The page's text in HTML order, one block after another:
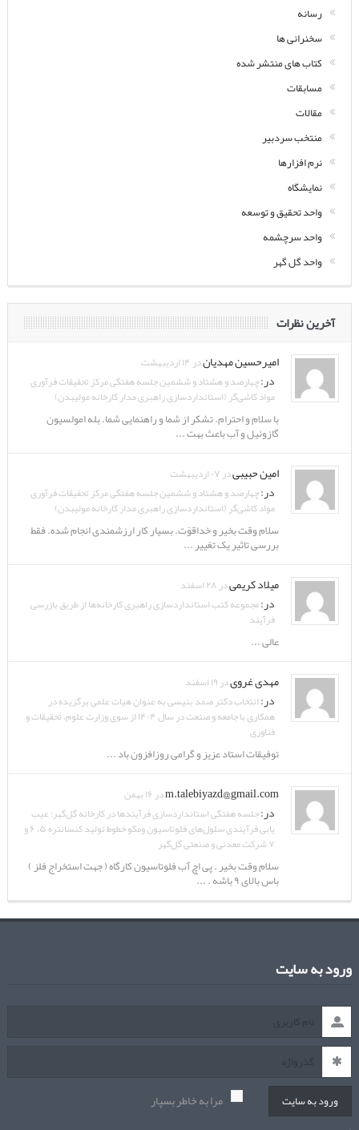
رسانه
سخنرانی ها
کتاب های منتشر شده
مسابقات
مقالات
منتخب سردبیر
نرم افزارها
نمایشگاه
واحد تحقیق و توسعه
واحد سرچشمه
واحد گل گهر
آخرین نظرات
امیرحسین مهدیاندر ۱۴ اردیبهشت
در:چهارصد و هشتاد و ششمین جلسه هفتگی مرکز تحقیقات فرآوری
مواد کاشی‌گر (استانداردسازی راهبری مدار کارخانه مولیبدن)
با سلام و احترام. تشکر از شما و راهنمایی شما. بله امولسیون
گازوئیل و آب باعث بهت ...
امین حبیبیدر ۰۷ اردیبهشت
در:چهارصد و هشتاد و ششمین جلسه هفتگی مرکز تحقیقات فرآوری
مواد کاشی‌گر (استانداردسازی راهبری مدار کارخانه مولیبدن)
سلام وقت بخیر و خداقوّت. بسیار کار ارزشمندی انجام شده. فقط
بررسی تاثیر یک تغییر ...
میلاد کریمیدر ۲۸ اسفند
در:مجموعه کتب استانداردسازی راهبری کارخانه‌ها از طریق بازرسی
فرآیند
عالی ...
مهدی غرویدر ۱۹ اسفند
در:انتخاب دکتر صمد بنیسی به عنوان هیات علمی برگزیده در
همکاری با جامعه و صنعت در سال ۱۴۰۴ از سوی وزارت علوم، تحقیقات و
فناوری
توفیقات استاد عزیز و گرامی روزافزون باد ...
m.talebiyazd@gmail.comدر ۱۶ بهمن
در:جلسه هفتگی استانداردسازی فرآیندها در کارخانه گل‌گهر: عیب
یابی فرآیندی سلول‌های فلوتاسیون ومکو خطوط تولید کنسانتره ۵، ۶ و
۷ شرکت معدنی و صنعتی گل‌گهر
سلام وقت بخیر . پی اچ آب فلوتاسیون کارگاه ( جهت استخراج فلز )
باس بالای ۹ باشه . ...
ورود به سایت
ورود به سایت مرا به خاطر بسپار